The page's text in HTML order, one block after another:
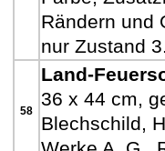
Rändern und
nur Zustand
58
Land-
36 x 44 cm,
Blechschild,